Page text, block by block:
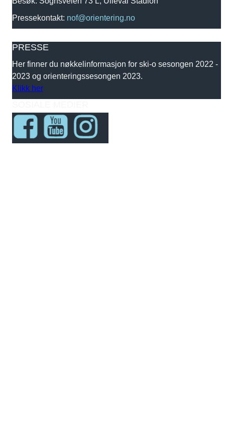
Pressekontakt: nof@orientering.no
PRESSE
Her finner du nøkkelinformasjon for ski-o sesongen 2022 -
2023 og orienteringssesongen 2023.
Klikk her